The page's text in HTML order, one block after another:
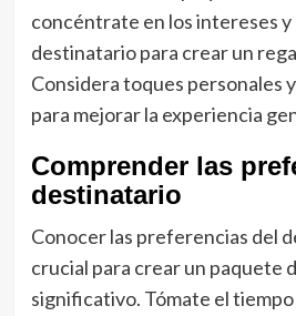
concéntrate en los intereses y
destinatario para crear un
Considera toques personales
para mejorar la experiencia
Comprender las
destinatario
Conocer las preferencias del
crucial para crear un paquete
significativo. Tómate el